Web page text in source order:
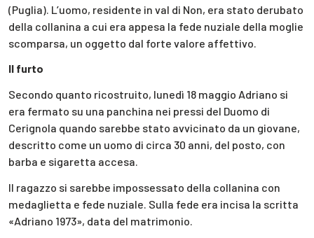
(Puglia). L’uomo, residente in val di Non, era stato derubato
della collanina a cui era appesa la fede nuziale della moglie
scomparsa, un oggetto dal forte valore affettivo.
Il furto
Secondo quanto ricostruito, lunedì 18 maggio Adriano si
era fermato su una panchina nei pressi del Duomo di
Cerignola quando sarebbe stato avvicinato da un giovane,
descritto come un uomo di circa 30 anni, del posto, con
barba e sigaretta accesa.
Il ragazzo si sarebbe impossessato della collanina con
medaglietta e fede nuziale. Sulla fede era incisa la scritta
«Adriano 1973», data del matrimonio.